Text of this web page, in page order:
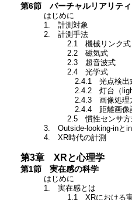
第6節 バーチャルリアリテ
はじめに
1. 計測対象
2. 計測手法
2.1 機械リンク式
2.2 磁気式
2.3 超音波式
2.4 光学式
2.4.1 光点検出
2.4.2 灯台（
2.4.3 画像処理
2.4.4 距離画像
2.5 慣性センサ方
3. Outside-looking-inと
4. XR時代の計測
第3章 XRと心理学
第1節 実在感の科学
はじめに
1. 実在感とは
1.1 XRにおける